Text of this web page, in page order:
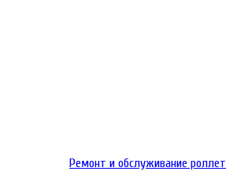
Ремонт и обслуживание роллет